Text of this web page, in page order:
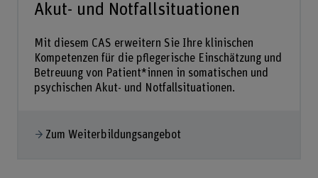
Akut- und Notfallsituationen
Mit diesem CAS erweitern Sie Ihre klinischen
Kompetenzen für die pflegerische Einschätzung und
Betreuung von Patient*innen in somatischen und
psychischen Akut- und Notfallsituationen.
Zum Weiterbildungsangebot